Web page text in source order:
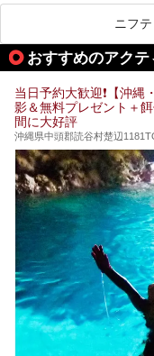
特徴です。
共同浴場
共同湯文
は“共同湯
今回は地元
した中か
めぐりの
ニフ
おすすめのアク
当日予約大歓迎❗【沖
影＆無料プレゼント＋
間に大好評
沖縄県中頭郡読谷村楚辺